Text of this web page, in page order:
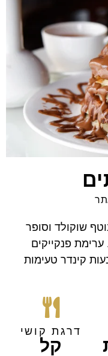
שוקולד וסופר
פנקייקים
קינדר טעימות
דרגת קושי
קל